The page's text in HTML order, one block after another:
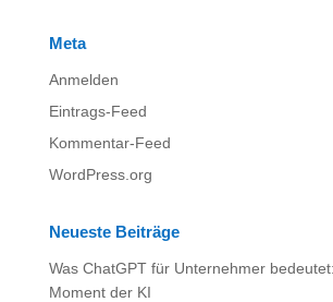
Meta
Anmelden
Eintrags-Feed
Kommentar-Feed
WordPress.org
Neueste Beiträge
Was ChatGPT für Unternehmer
Moment der KI